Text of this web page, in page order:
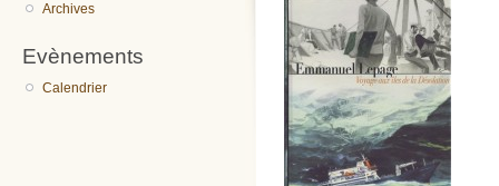
Archives
Evènements
Calendrier